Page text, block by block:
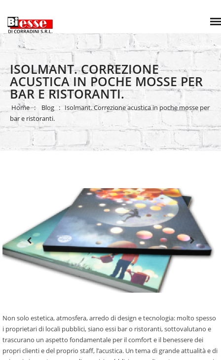
ISOLMANT. CORREZIONE
ACUSTICA IN POCHE MOSSE PER
BAR E RISTORANTI.
Home Blog
Isolmant. Correzione acustica in poche mosse per
bar e ristoranti.
Non solo estetica, atmosfera, arredo di design e tecnologia: molto spesso
i proprietari di locali pubblici, siano essi bar o ristoranti, sottovalutano e
trascurano un aspetto fondamentale per il comfort e il benessere dei
propri clienti e del proprio staff, l’acustica. Un tema di grande attualità e di